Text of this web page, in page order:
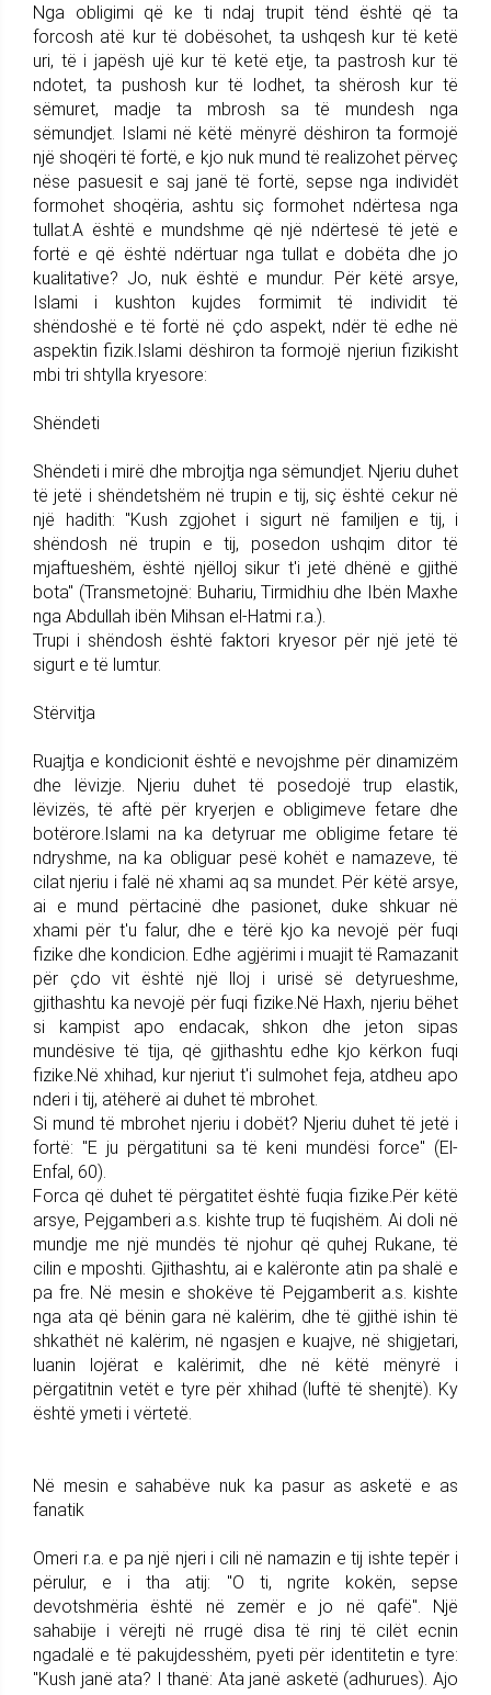
Nga obligimi që ke ti ndaj trupit tënd është që ta
forcosh atë kur të dobësohet, ta ushqesh kur të ketë
uri, të i japësh ujë kur të ketë etje, ta pastrosh kur të
ndotet, ta pushosh kur të lodhet, ta shërosh kur të
sëmuret, madje ta mbrosh sa të mundesh nga
sëmundjet. Islami në këtë mënyrë dëshiron ta formojë
një shoqëri të fortë, e kjo nuk mund të realizohet përveç
nëse pasuesit e saj janë të fortë, sepse nga individët
formohet shoqëria, ashtu siç formohet ndërtesa nga
tullat.A është e mundshme që një ndërtesë të jetë e
fortë e që është ndërtuar nga tullat e dobëta dhe jo
kualitative? Jo, nuk është e mundur. Për këtë arsye,
Islami i kushton kujdes formimit të individit të
shëndoshë e të fortë në çdo aspekt, ndër të edhe në
aspektin fizik.Islami dëshiron ta formojë njeriun fizikisht
mbi tri shtylla kryesore:
Shëndeti
Shëndeti i mirë dhe mbrojtja nga sëmundjet. Njeriu duhet
të jetë i shëndetshëm në trupin e tij, siç është cekur në
një hadith: "Kush zgjohet i sigurt në familjen e tij, i
shëndosh në trupin e tij, posedon ushqim ditor të
mjaftueshëm, është njëlloj sikur t'i jetë dhënë e gjithë
bota" (Transmetojnë: Buhariu, Tirmidhiu dhe Ibën Maxhe
nga Abdullah ibën Mihsan el-Hatmi r.a.).
Trupi i shëndosh është faktori kryesor për një jetë të
sigurt e të lumtur.
Stërvitja
Ruajtja e kondicionit është e nevojshme për dinamizëm
dhe lëvizje. Njeriu duhet të posedojë trup elastik,
lëvizës, të aftë për kryerjen e obligimeve fetare dhe
botërore.Islami na ka detyruar me obligime fetare të
ndryshme, na ka obliguar pesë kohët e namazeve, të
cilat njeriu i falë në xhami aq sa mundet. Për këtë arsye,
ai e mund përtacinë dhe pasionet, duke shkuar në
xhami për t'u falur, dhe e tërë kjo ka nevojë për fuqi
fizike dhe kondicion. Edhe agjërimi i muajit të Ramazanit
për çdo vit është një lloj i urisë së detyrueshme,
gjithashtu ka nevojë për fuqi fizike.Në Haxh, njeriu bëhet
si kampist apo endacak, shkon dhe jeton sipas
mundësive të tija, që gjithashtu edhe kjo kërkon fuqi
fizike.Në xhihad, kur njeriut t'i sulmohet feja, atdheu apo
nderi i tij, atëherë ai duhet të mbrohet.
Si mund të mbrohet njeriu i dobët? Njeriu duhet të jetë i
fortë: "E ju përgatituni sa të keni mundësi force" (El-
Enfal, 60).
Forca që duhet të përgatitet është fuqia fizike.Për këtë
arsye, Pejgamberi a.s. kishte trup të fuqishëm. Ai doli në
mundje me një mundës të njohur që quhej Rukane, të
cilin e mposhti. Gjithashtu, ai e kalëronte atin pa shalë e
pa fre. Në mesin e shokëve të Pejgamberit a.s. kishte
nga ata që bënin gara në kalërim, dhe të gjithë ishin të
shkathët në kalërim, në ngasjen e kuajve, në shigjetari,
luanin lojërat e kalërimit, dhe në këtë mënyrë i
përgatitnin vetët e tyre për xhihad (luftë të shenjtë). Ky
është ymeti i vërtetë.
Në mesin e sahabëve nuk ka pasur as asketë e as
fanatik
Omeri r.a. e pa një njeri i cili në namazin e tij ishte tepër i
përulur, e i tha atij: "O ti, ngrite kokën, sepse
devotshmëria është në zemër e jo në qafë". Një
sahabije i vërejti në rrugë disa të rinj të cilët ecnin
ngadalë e të pakujdesshëm, pyeti për identitetin e tyre:
"Kush janë ata? I thanë: Ata janë asketë (adhurues). Ajo